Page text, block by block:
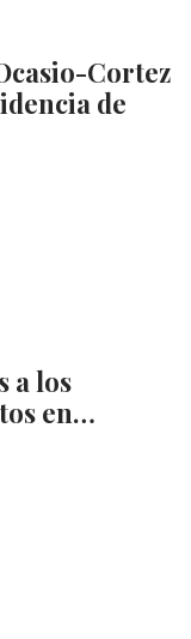
Cortez
de
a los
en…